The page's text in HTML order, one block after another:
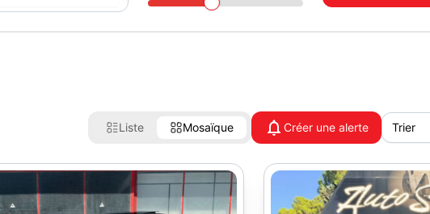
Liste Mosaïque Créer une alerte